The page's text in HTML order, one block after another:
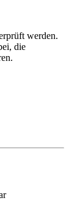
werden.
die